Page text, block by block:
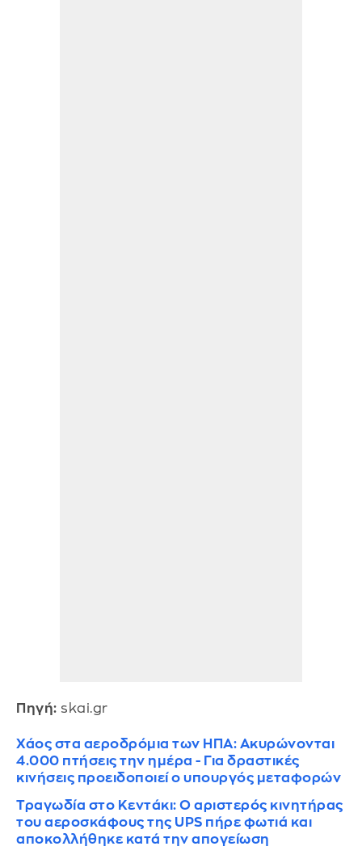
Πηγή: skai.gr
Χάος στα αεροδρόμια των ΗΠΑ: Ακυρώνονται
4.000 πτήσεις την ημέρα - Για δραστικές
κινήσεις προειδοποιεί ο υπουργός μεταφορών
Τραγωδία στο Κεντάκι: Ο αριστερός κινητήρας
του αεροσκάφους της UPS πήρε φωτιά και
αποκολλήθηκε κατά την απογείωση